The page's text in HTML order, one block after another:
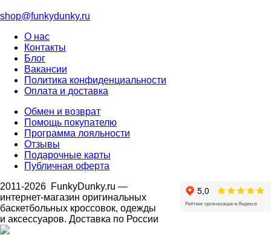
shop@funkydunky.ru
О нас
Контакты
Блог
Вакансии
Политика конфиденциальности
Оплата и доставка
Обмен и возврат
Помощь покупателю
Программа лояльности
Отзывы
Подарочные карты
Публичная оферта
2011-2026 FunkyDunky.ru —
интернет-магазин оригинальных
баскетбольных кроссовок, одежды
и аксессуаров. Доставка по России